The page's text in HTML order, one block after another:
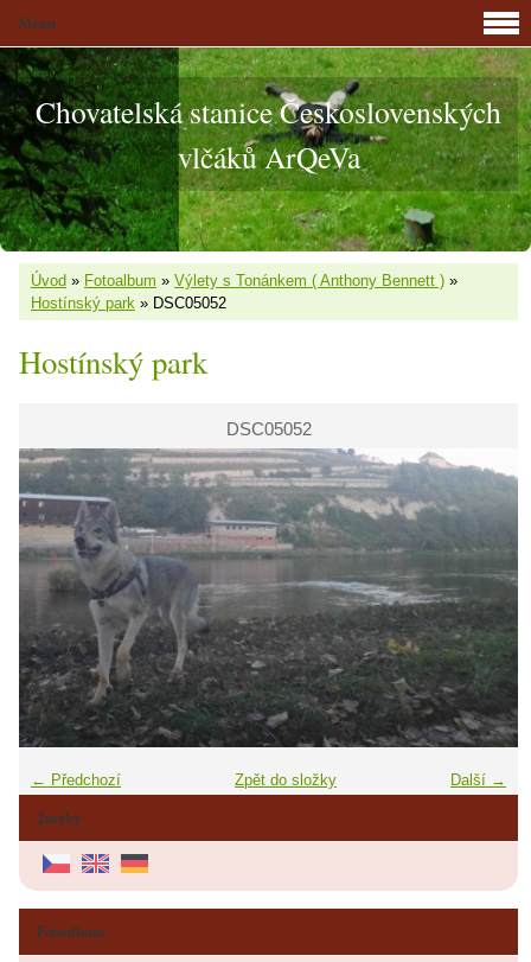
Chovatelská stanice Československých
vlčáků ArQeVa
Úvod » Fotoalbum » Výlety s Tonánkem ( Anthony Bennett ) »
Hostínský park » DSC05052
Hostínský park
DSC05052
← Předchozí Další →
Zpět do složky
Jazyky
Menu
Fotoalbum